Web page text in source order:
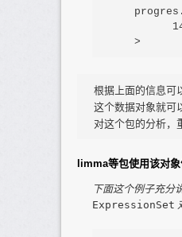
progres
>
根据上面的信息可
这个数据对象就可
limma等包使用该对
下面这个例子充分
ExpressionSet